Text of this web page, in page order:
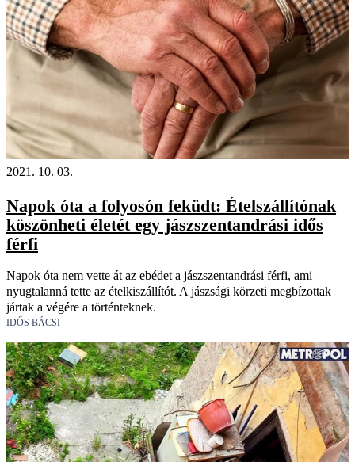
2021. 10. 03.
Napok óta a folyosón feküdt: Ételszállítónak
köszönheti életét egy jászszentandrási idős
férfi
Napok óta nem vette át az ebédet a jászszentandrási férfi, ami
nyugtalanná tette az ételkiszállítót. A jászsági körzeti megbízottak
jártak a végére a történteknek.
IDŐS BÁCSI